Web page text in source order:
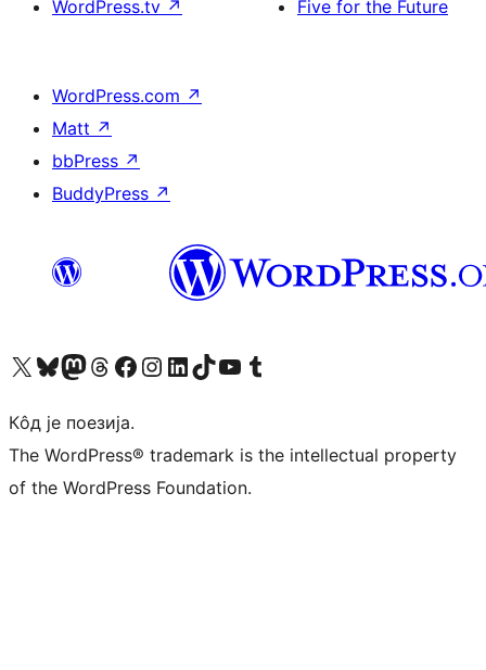
WordPress.tv ↗
Five for the Future
WordPress.com ↗
Matt ↗
bbPress ↗
BuddyPress ↗
Visit our X (formerly Twitter) account
Посетите наш Bluesky налог
Visit our Mastodon account
Посетите наш налог на Threads-у Visit our Facebook page
Посетите наш Инстаграм налог
Visit our LinkedIn account
Посетите наш TikTok налог
Visit our YouTube channel
Посетите наш Tumblr налог
Кôд је поезија.
The WordPress® trademark is the intellectual property
of the WordPress Foundation.